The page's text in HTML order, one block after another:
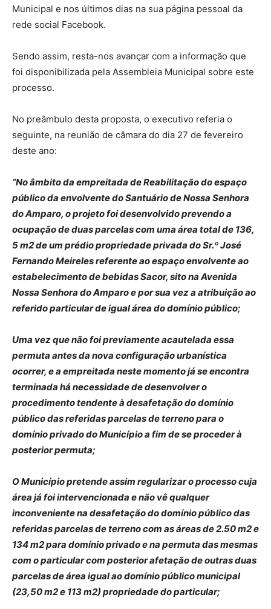
Municipal e nos últimos dias na sua página pessoal da
rede social Facebook.
Sendo assim, resta-nos avançar com a informação que
foi disponibilizada pela Assembleia Municipal sobre este
processo.
No preâmbulo desta proposta, o executivo referia o
seguinte, na reunião de câmara do dia 27 de fevereiro
deste ano:
“No âmbito da empreitada de Reabilitação do espaço
público da envolvente do Santuário de Nossa Senhora
do Amparo, o projeto foi desenvolvido prevendo a
ocupação de duas parcelas com uma área total de 136,
5 m2 de um prédio propriedade privada do Sr.º José
Fernando Meireles referente ao espaço envolvente ao
estabelecimento de bebidas Sacor, sito na Avenida
Nossa Senhora do Amparo e por sua vez a atribuição ao
referido particular de igual área do domínio público;
Uma vez que não foi previamente acautelada essa
permuta antes da nova configuração urbanística
ocorrer, e a empreitada neste momento já se encontra
terminada há necessidade de desenvolver o
procedimento tendente à desafetação do domínio
público das referidas parcelas de terreno para o
domínio privado do Município a fim de se proceder à
posterior permuta;
O Município pretende assim regularizar o processo cuja
área já foi intervencionada e não vê qualquer
inconveniente na desafetação do domínio público das
referidas parcelas de terreno com as áreas de 2.50 m2 e
134 m2 para domínio privado e na permuta das mesmas
com o particular com posterior afetação de outras duas
parcelas de área igual ao domínio público municipal
(23,50 m2 e 113 m2) propriedade do particular;